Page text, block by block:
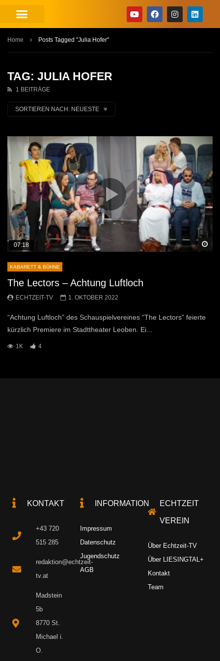
Home Posts Tagged "Julia Hofer"
TAG: JULIA HOFER
1 BEITRÄGE
SORTIEREN NACH: NEUESTE
07:18
KABARETT & BÜHNE
The Lectors – Achtung Luftloch
ECHTZEIT-TV 1. OKTOBER 2022
“Achtung Luftloch” des Schauspielvereines “The Lectors” feierte
kürzlich Premiere im Stadttheater Leoben. Ei...
1K 4
KONTAKT
+43 720
515 285
redaktion@echtzeit-
tv.at
Madstein
5b
8770 St.
Michael i.
O.
INFORMATION
Impressum
Datenschutz
Jugendschutz
AGB
ECHTZEIT
VEREIN
Über Echtzeit-TV
Über LIESINGTAL+
Kontakt
Team